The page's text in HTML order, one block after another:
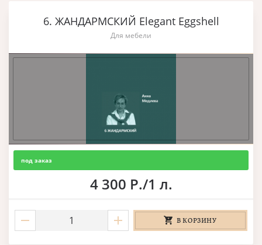
6. ЖАНДАРМСКИЙ Elegant Eggshell
Для мебели
под заказ
4 300 Р./1 л.
В КОРЗИНУ